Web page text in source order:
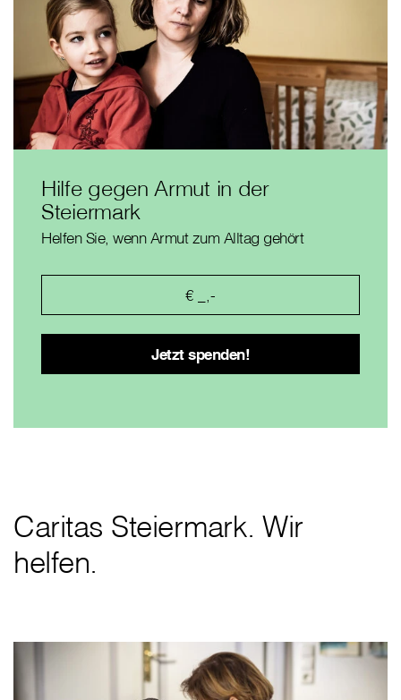
Hilfe gegen Armut in der
Steiermark
Helfen Sie, wenn Armut zum Alltag gehört
Caritas Steiermark. Wir
helfen.